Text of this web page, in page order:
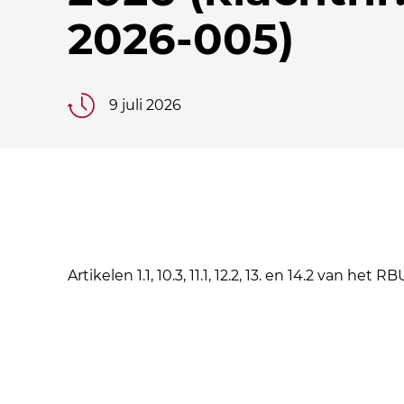
2026-005)
9 juli 2026
Artikelen 1.1, 10.3, 11.1, 12.2, 13. en 14.2 van het